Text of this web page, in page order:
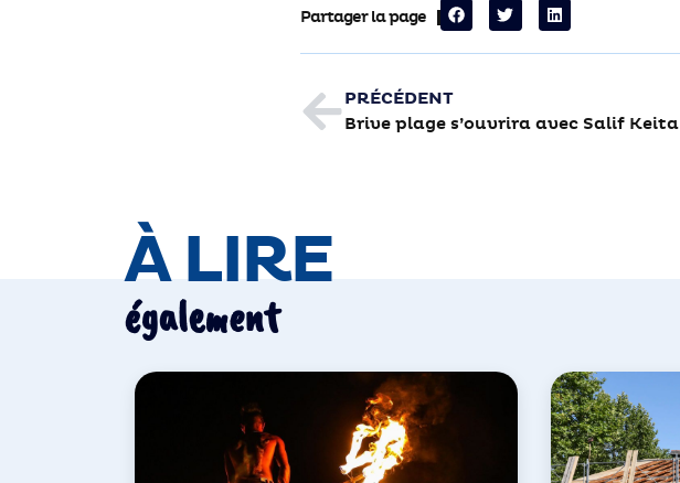
Partager la page
PRÉCÉDENT
Brive plage s’ouvrira avec Salif Keita
À LIRE
également